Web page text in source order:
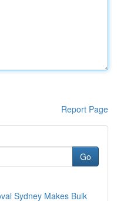
Report Page
Go
Sydney Makes Bulk